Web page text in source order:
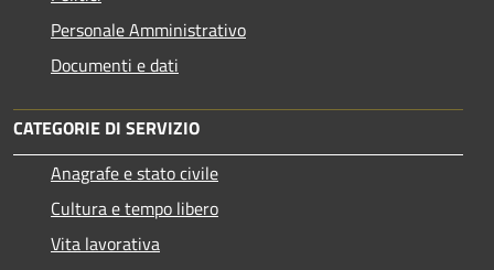
Personale Amministrativo
Documenti e dati
CATEGORIE DI SERVIZIO
Anagrafe e stato civile
Cultura e tempo libero
Vita lavorativa